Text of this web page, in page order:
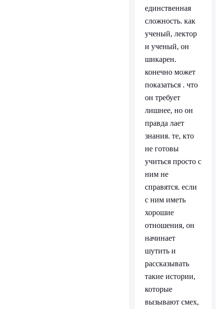
единственная
сложность. как
ученый, лектор
и ученый, он
шикарен.
конечно может
показаться . что
он требует
лишнее, но он
правда лает
знания. те, кто
не готовы
учиться просто с
ним не
справятся. если
с ним иметь
хорошие
отношения, он
начинает
шутить и
рассказывать
такие истории,
которые
вызывают смех,